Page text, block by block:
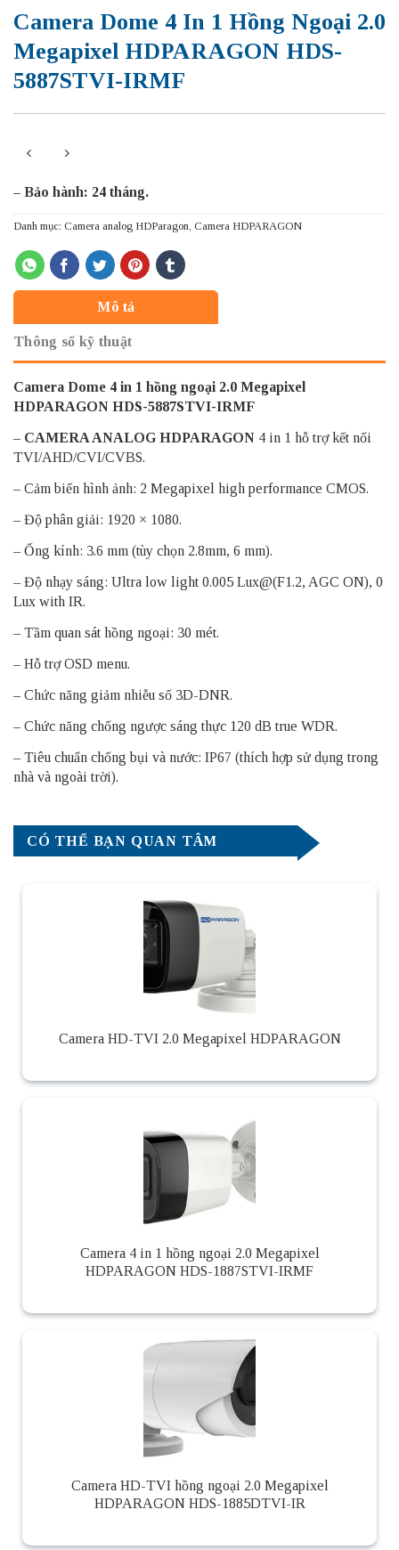
Camera Dome 4 In 1 Hồng Ngoại 2.0
Megapixel HDPARAGON HDS-
5887STVI-IRMF
– Bảo hành: 24 tháng.
Danh mục: Camera analog HDParagon, Camera HDPARAGON
Mô tả
Thông số kỹ thuật
Camera Dome 4 in 1 hồng ngoại 2.0 Megapixel
HDPARAGON HDS-5887STVI-IRMF
– CAMERA ANALOG HDPARAGON 4 in 1 hỗ trợ kết nối
TVI/AHD/CVI/CVBS.
– Cảm biến hình ảnh: 2 Megapixel high performance CMOS.
– Độ phân giải: 1920 × 1080.
– Ống kính: 3.6 mm (tùy chọn 2.8mm, 6 mm).
– Độ nhạy sáng: Ultra low light 0.005 Lux@(F1.2, AGC ON), 0
Lux with IR.
– Tầm quan sát hồng ngoại: 30 mét.
– Hỗ trợ OSD menu.
– Chức năng giảm nhiễu số 3D-DNR.
– Chức năng chống ngược sáng thực 120 dB true WDR.
– Tiêu chuẩn chống bụi và nước: IP67 (thích hợp sử dụng trong
nhà và ngoài trời).
CÓ THỂ BẠN QUAN TÂM
Camera HD-TVI 2.0 Megapixel HDPARAGON
Camera 4 in 1 hồng ngoại 2.0 Megapixel
HDPARAGON HDS-1887STVI-IRMF
Camera HD-TVI hồng ngoại 2.0 Megapixel
HDPARAGON HDS-1885DTVI-IR